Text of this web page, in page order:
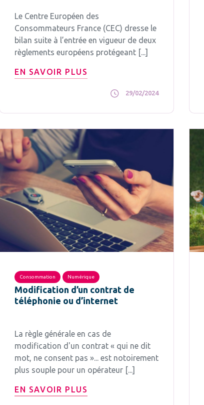
Le Centre Européen des
Consommateurs France (CEC) dresse le
bilan suite à l’entrée en vigueur de deux
règlements européens protégeant [...]
EN SAVOIR PLUS
29/02/2024
Consommation Numérique
Modification d’un contrat de
téléphonie ou d’internet
La règle générale en cas de
modification d'un contrat « qui ne dit
mot, ne consent pas »... est notoirement
plus souple pour un opérateur [...]
EN SAVOIR PLUS